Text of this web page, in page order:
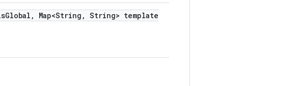
Global , Map<String , String> template